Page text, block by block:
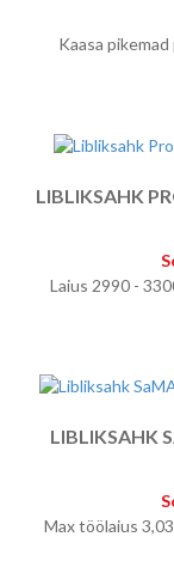
Kaasa
LIBLIKSAHK
Laius 2990 -
LIBLIKSAHK
Max töölaius